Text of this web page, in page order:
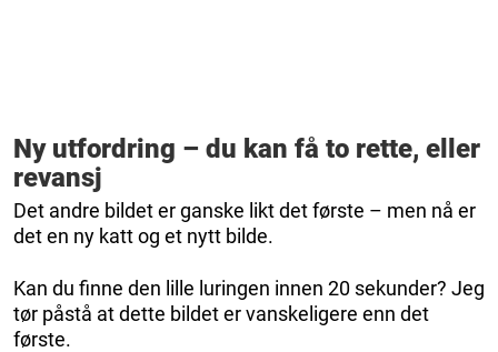
Ny utfordring – du kan få to rette, eller
revansj
Det andre bildet er ganske likt det første – men nå er
det en ny katt og et nytt bilde.
Kan du finne den lille luringen innen 20 sekunder? Jeg
tør påstå at dette bildet er vanskeligere enn det
første.